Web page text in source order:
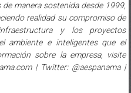
manera sostenida desde 1999,
realidad su compromiso de
y los proyectos
ambiente e inteligentes que el
sobre la empresa, visite
| Twitter: @aespanama |